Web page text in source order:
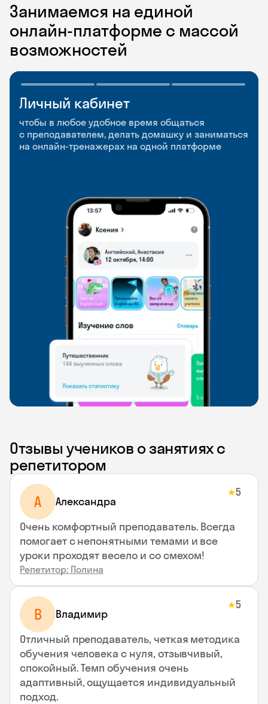
Занимаемся на единой
онлайн-платформе с массой
возможностей
Личный кабинет
чтобы в любое удобное время общаться
с преподавателем, делать домашку и заниматься
на онлайн-тренажерах на одной платформе
Мобильное
приложение
чтобы заниматься и изучать новые слова где
и когда удобно
Разговорные клубы
и Talks
Групповые занятия для разговорной практики
и индивидуальные встречи с преподавателями
Отзывы учеников о занятиях с
репетитором
A Aлександра
★5
Очень комфортный преподаватель. Всегда
помогает с непонятными темами и все
уроки проходят весело и со смехом!
Репетитор: Полина
В Владимир
★5
Отличный преподаватель, четкая методика
обучения человека с нуля, отзывчивый,
спокойный. Темп обучения очень
адаптивный, ощущается индивидуальный
подход.